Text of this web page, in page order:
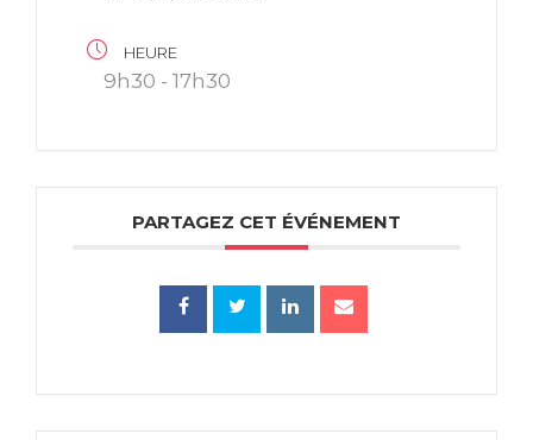
HEURE
9h30 - 17h30
PARTAGEZ CET ÉVÉNEMENT